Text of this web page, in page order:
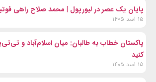
پایان یک عصر در لیورپول | محمد صلاح راهی
۱۵ اسد ۱۴۰۵
پاکستان خطاب به طالبان: میان اسلام‌آباد و
کنید
۱۵ اسد ۱۴۰۵